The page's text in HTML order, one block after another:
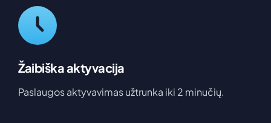
Žaibiška aktyvacija
Paslaugos aktyvavimas užtrunka iki 2 minučių.